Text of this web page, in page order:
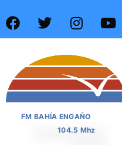
FM BAHÍA ENGAÑO
104.5 Mhz